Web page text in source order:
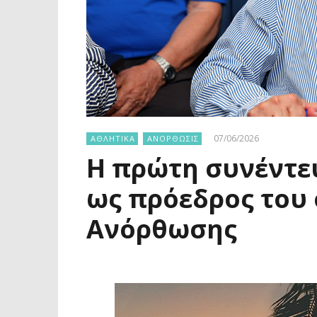
ΑΘΛΗΤΙΚΑ ΑΝΟΡΘΩΣΙΣ 07/06/2026
Η πρώτη
ως πρόεδρος του
Ανόρθωσης